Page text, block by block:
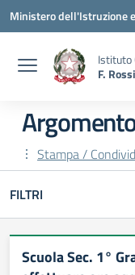
Vai ai contenuti
Vai al menu di navigazione
Vai al footer
Ministero dell'Istruzione
Istituto
F. Rossi
Stampa /
FILTRI
Scuola Sec. 1°